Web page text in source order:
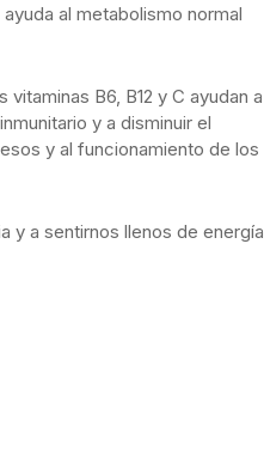
al metabolismo normal
B6, B12 y C ayudan a
y a disminuir el
y al funcionamiento de los
y a sentirnos llenos de energía